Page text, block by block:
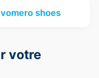
shoes
votre